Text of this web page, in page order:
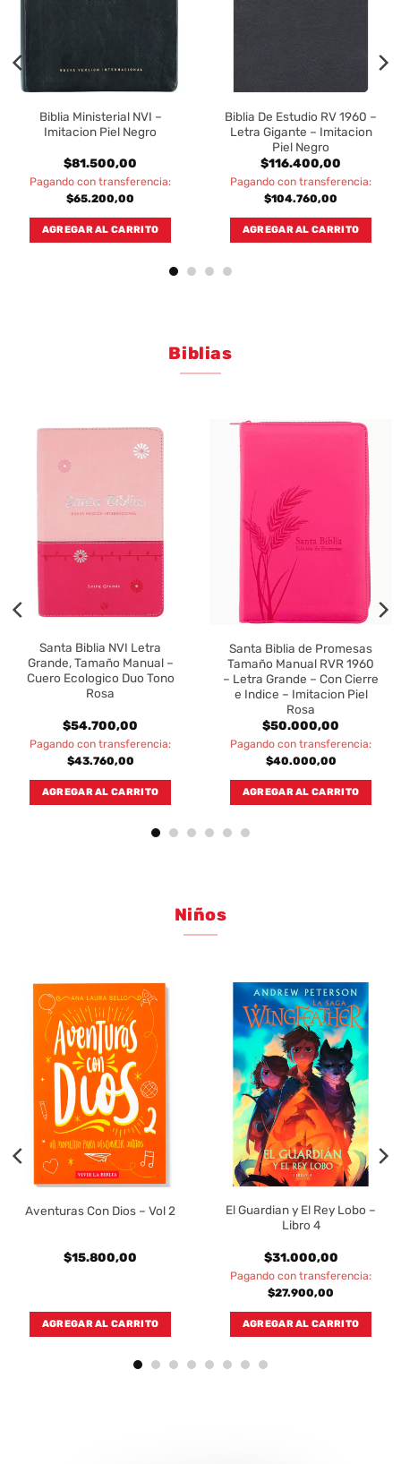
Biblia Ministerial NVI –
Imitacion Piel Negro
$81.500,00
Pagando con transferencia:
$65.200,00
AGREGAR AL CARRITO
Biblia De Estudio RV 1960 –
Letra Gigante – Imitacion
Piel Negro
$116.400,00
Pagando con transferencia:
$104.760,00
AGREGAR AL CARRITO
Biblias
Santa Biblia NVI Letra
Grande, Tamaño Manual –
Cuero Ecologico Duo Tono
Rosa
$54.700,00
Pagando con transferencia:
$43.760,00
AGREGAR AL CARRITO
Santa Biblia de Promesas
Tamaño Manual RVR 1960
– Letra Grande – Con Cierre
e Indice – Imitacion Piel
Rosa
$50.000,00
Pagando con transferencia:
$40.000,00
AGREGAR AL CARRITO
Niños
Aventuras Con Dios – Vol 2
$15.800,00
AGREGAR AL CARRITO
El Guardian y El Rey Lobo –
Libro 4
$31.000,00
Pagando con transferencia:
$27.900,00
AGREGAR AL CARRITO